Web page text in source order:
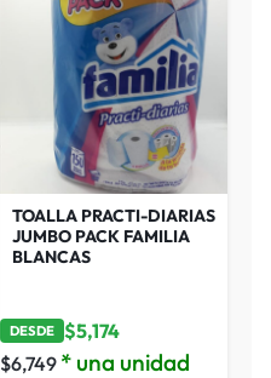
TOALLA PRACTI-DIARIAS
JUMBO PACK FAMILIA
BLANCAS
DESDE $5,174
$6,749 * una unidad